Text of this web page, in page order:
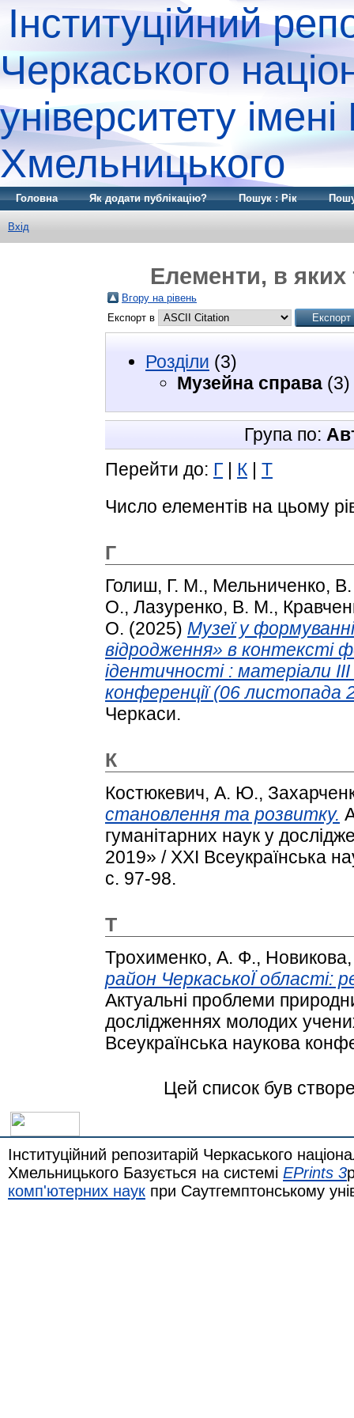
Інституційний
Черкаського
університету
Хмельницького
Головна Як додати публікацію? Пошук : Рік
Вхід
Елементи, в
Вгору на рівень
Експорт в
Розділи (3)
Музейна справа (3)
Група по:
Перейти до: Г К
Т
Число елементів на цьому
Г
Голиш, Г. М., Мельниченко,
О., Лазуренко, В. М.,
О. (2025) Музеї у
відродження» в контексті
ідентичності : матеріали III
конференції (06 листопада
Черкаси.
К
Костюкевич, А. Ю.,
становлення та розвитку.
гуманітарних наук у
2019» / XXІ Всеукраїнська
с. 97-98.
Т
Трохименко, А. Ф., Новикова,
район ЧеркаськоЇ області:
Актуальні проблеми
дослідженнях молодих
Всеукраїнська наукова
Цей список був
Інституційний репозитарій Черкаського
Хмельницького Базується на системі EPrints 3
комп'ютерних наук при Саутгемптонському